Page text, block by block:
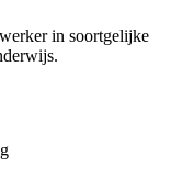
in soortgelijke